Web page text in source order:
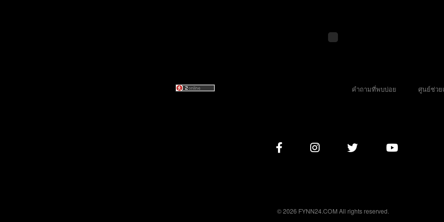
คำถามที่พบบ่อย ศูนย์ช่วย
© 2026 FYNN24.COM All rights reserved.